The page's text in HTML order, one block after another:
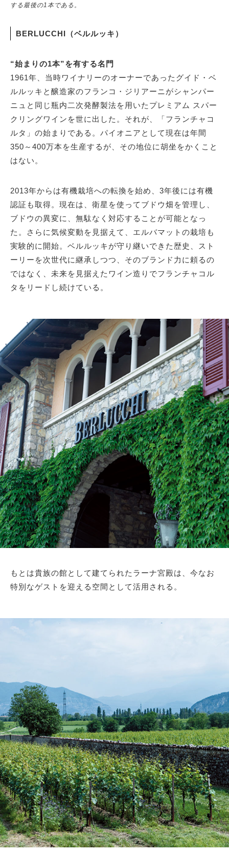
する最後の1本である。
BERLUCCHI（ベルルッキ）
“始まりの1本”を有する名門
1961年、当時ワイナリーのオーナーであったグイド・ベ
ルルッキと醸造家のフランコ・ジリアーニがシャンパー
ニュと同じ瓶内二次発酵製法を用いたプレミアム スパー
クリングワインを世に出した。それが、「フランチャコ
ルタ」の始まりである。パイオニアとして現在は年間
350～400万本を生産するが、その地位に胡坐をかくこと
はない。
2013年からは有機栽培への転換を始め、3年後には有機
認証も取得。現在は、衛星を使ってブドウ畑を管理し、
ブドウの異変に、無駄なく対応することが可能となっ
た。さらに気候変動を見据えて、エルバマットの栽培も
実験的に開始。ベルルッキが守り継いできた歴史、スト
ーリーを次世代に継承しつつ、そのブランド力に頼るの
ではなく、未来を見据えたワイン造りでフランチャコル
タをリードし続けている。
もとは貴族の館として建てられたラーナ宮殿は、今なお
特別なゲストを迎える空間として活用される。